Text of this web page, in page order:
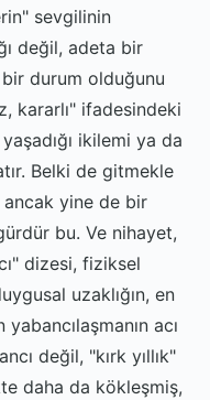
sevgilinin
değil, adeta bir
durum olduğunu
kararlı" ifadesindeki
ikilemi ya da
Belki de gitmekle
ancak yine de bir
bu. Ve nihayet,
dizesi, fiziksel
uzaklığın, en
acı
değil, "kırk yıllık"
daha da kökleşmiş,